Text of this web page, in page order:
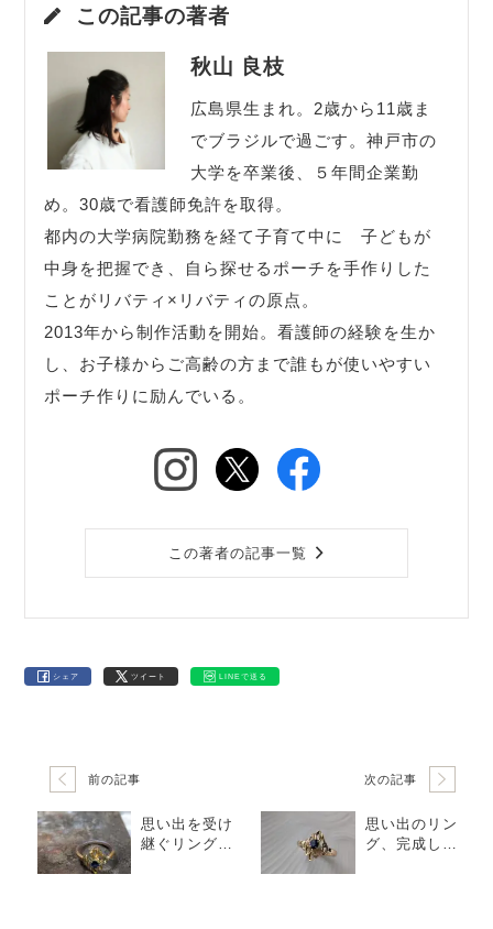
この記事の著者
秋山 良枝
広島県生まれ。2歳から11歳ま
でブラジルで過ごす。神戸市の
大学を卒業後、５年間企業勤
め。30歳で看護師免許を取得。
都内の大学病院勤務を経て子育て中に 子どもが
中身を把握でき、自ら探せるポーチを手作りした
ことがリバティ×リバティの原点。
2013年から制作活動を開始。看護師の経験を生か
し、お子様からご高齢の方まで誰もが使いやすい
ポーチ作りに励んでいる。
この著者の記事一覧
シェア ツイート LINEで送る
前の記事
思い出を受け
継ぐリングリ
次の記事
思い出のリン
グ、完成しま